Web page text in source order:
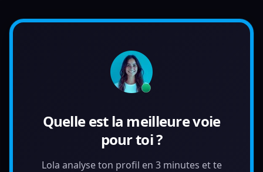
Quelle est la meilleure voie
pour toi ?
Lola analyse ton profil en 3 minutes et te